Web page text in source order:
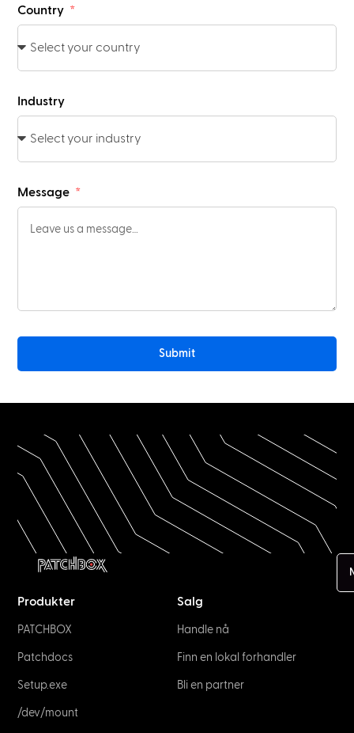
Country
Industry
Message
Submit
Produkter
PATCHBOX
Patchdocs
Setup.exe
/dev/mount
Salg
Handle nå
Finn en lokal forhandler
Bli en partner